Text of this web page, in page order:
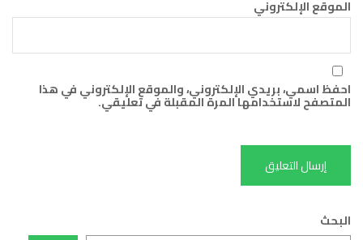
الموقع الإلكتروني
احفظ اسمي، بريدي الإلكتروني، والموقع الإلكتروني في هذا
المتصفح لاستخدامها المرة المقبلة في تعليقي.
البحث